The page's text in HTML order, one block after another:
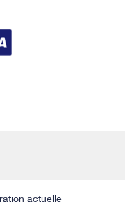
actuelle